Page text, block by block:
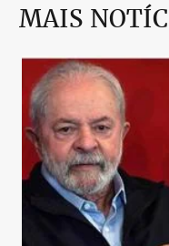
MAIS